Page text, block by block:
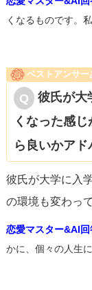
くなるものです。
ベストアンサー
彼氏が大
くなった感
ら良いかアド
彼氏が大学に入
の環境も変わっ
恋愛マスター&AI回
かに、個々の人生